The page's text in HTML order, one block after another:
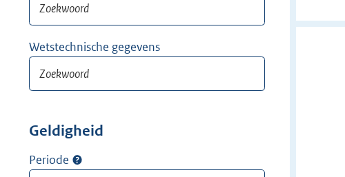
Wetstechnische gegevens
Geldigheid
Periode